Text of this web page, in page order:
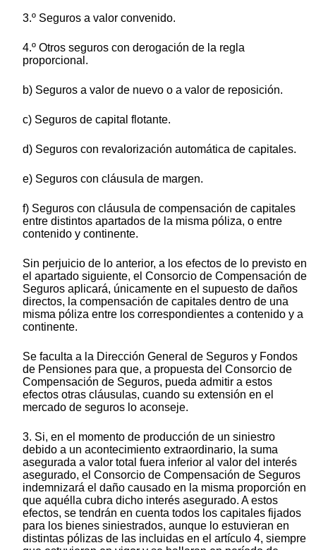
3.º Seguros a valor convenido.
4.º Otros seguros con derogación de la regla
proporcional.
b) Seguros a valor de nuevo o a valor de reposición.
c) Seguros de capital flotante.
d) Seguros con revalorización automática de capitales.
e) Seguros con cláusula de margen.
f) Seguros con cláusula de compensación de capitales
entre distintos apartados de la misma póliza, o entre
contenido y continente.
Sin perjuicio de lo anterior, a los efectos de lo previsto en
el apartado siguiente, el Consorcio de Compensación de
Seguros aplicará, únicamente en el supuesto de daños
directos, la compensación de capitales dentro de una
misma póliza entre los correspondientes a contenido y a
continente.
Se faculta a la Dirección General de Seguros y Fondos
de Pensiones para que, a propuesta del Consorcio de
Compensación de Seguros, pueda admitir a estos
efectos otras cláusulas, cuando su extensión en el
mercado de seguros lo aconseje.
3. Si, en el momento de producción de un siniestro
debido a un acontecimiento extraordinario, la suma
asegurada a valor total fuera inferior al valor del interés
asegurado, el Consorcio de Compensación de Seguros
indemnizará el daño causado en la misma proporción en
que aquélla cubra dicho interés asegurado. A estos
efectos, se tendrán en cuenta todos los capitales fijados
para los bienes siniestrados, aunque lo estuvieran en
distintas pólizas de las incluidas en el artículo 4, siempre